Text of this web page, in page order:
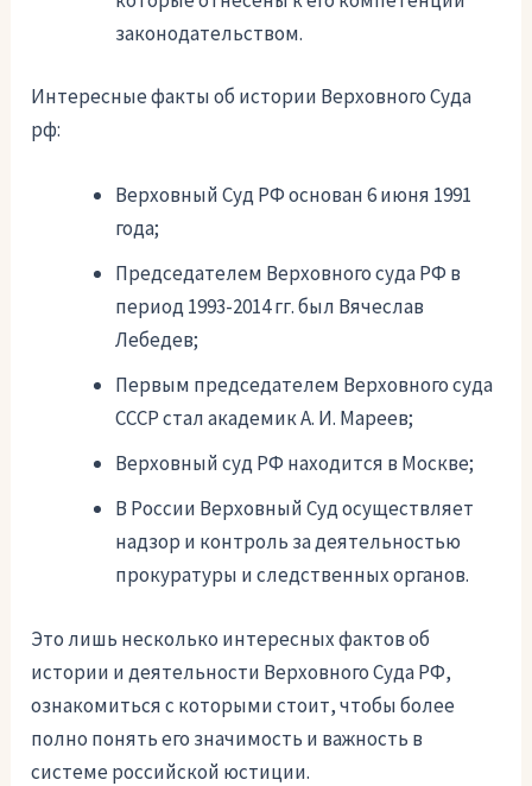
законодательством.
Интересные факты об истории Верховного Суда
рф:
Верховный Суд РФ основан 6 июня 1991
года;
Председателем Верховного суда РФ в
период 1993-2014 гг. был Вячеслав
Лебедев;
Первым председателем Верховного суда
СССР стал академик А. И. Мареев;
Верховный суд РФ находится в Москве;
В России Верховный Суд осуществляет
надзор и контроль за деятельностью
прокуратуры и следственных органов.
Это лишь несколько интересных фактов об
истории и деятельности Верховного Суда РФ,
ознакомиться с которыми стоит, чтобы более
полно понять его значимость и важность в
системе российской юстиции.